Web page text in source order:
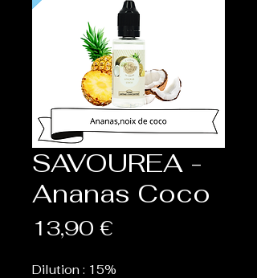
SAVOUREA -
Ananas Coco
13,90 €
Dilution : 15%